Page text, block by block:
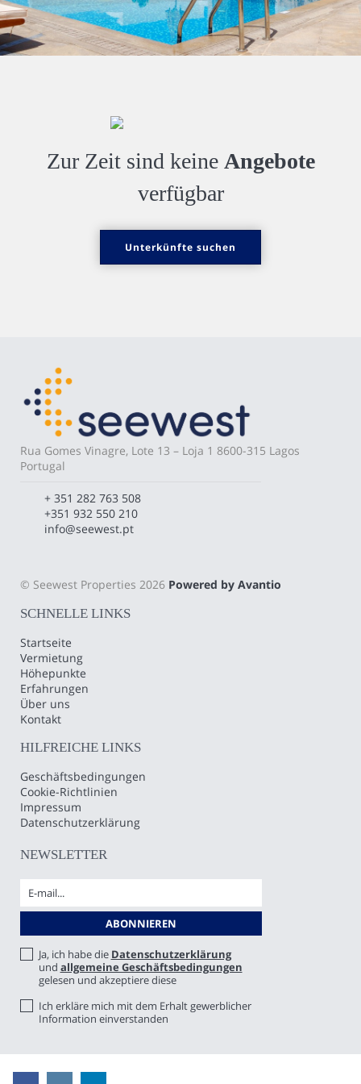
Zur Zeit sind keine Angebote
verfügbar
Unterkünfte suchen
Rua Gomes Vinagre, Lote 13 – Loja 1 8600-315 Lagos
Portugal
+ 351 282 763 508
+351 932 550 210
info@seewest.pt
© Seewest Properties 2026 Powered by Avantio
SCHNELLE LINKS
Startseite
Vermietung
Höhepunkte
Erfahrungen
Über uns
Kontakt
HILFREICHE LINKS
Geschäftsbedingungen
Cookie-Richtlinien
Impressum
Datenschutzerklärung
NEWSLETTER
Ja, ich habe die Datenschutzerklärung
und allgemeine Geschäftsbedingungen
gelesen und akzeptiere diese
Ich erkläre mich mit dem Erhalt gewerblicher
Information einverstanden